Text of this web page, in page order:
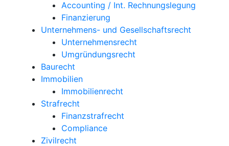
Accounting / Int. Rechnungslegung
Finanzierung
Unternehmens- und Gesellschaftsrecht
Unternehmensrecht
Umgründungsrecht
Baurecht
Immobilien
Immobilienrecht
Strafrecht
Finanzstrafrecht
Compliance
Zivilrecht